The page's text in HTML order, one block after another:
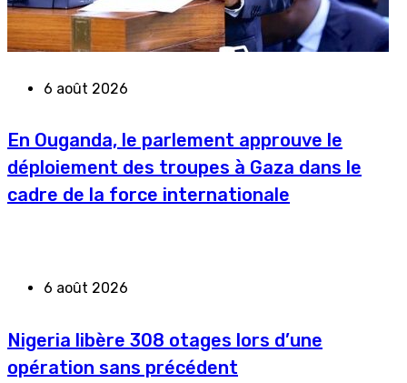
6 août 2026
En Ouganda, le parlement approuve le
déploiement des troupes à Gaza dans le
cadre de la force internationale
6 août 2026
Nigeria libère 308 otages lors d’une
opération sans précédent